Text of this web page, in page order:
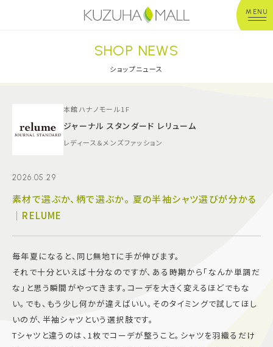
MENU
年中無休平 日：10:00~20:00
※店舗により異なる
ショップガイド
グルメ＆フード
キッズ＆ベビー
施設案内
アクセス＆駐車場
SHOP NEWS
ショップニュース
本館ハナノモール1F
ジャーナル スタンダード レリューム
レディース＆メンズファッション
2026.05.29
素材で選ぶか、柄で選ぶか。 夏の半袖シャツ選びが分かる
｜RELUME
毎年夏になると、同じ無地Tに手が伸びます。
それで十分といえば十分なのですが、ある時期から「なんか単調だ
な」と思う瞬間がやってきます。コーデを大きく変えるほどでもな
い。でも、もう少し何かが違えばいい。そのタイミングで試してほし
いのが、半袖シャツという選択肢です。
Tシャツと違うのは、1枚でコーデが整うこと。シャツを羽織るだけ